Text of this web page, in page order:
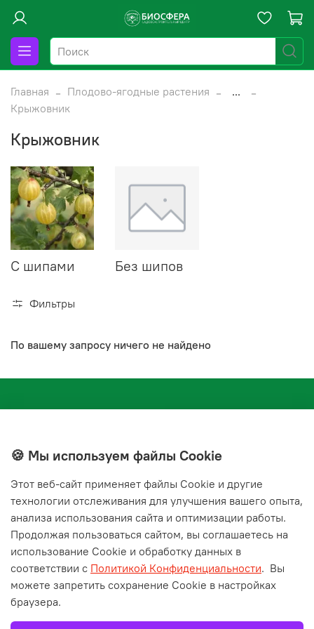
Главная Плодово-ягодные растения
...
Крыжовник
Крыжовник
С шипами Без шипов
Фильтры
По вашему запросу ничего не найдено
+7(843) 210-20-24
Мы в соц. сетях
🍪 Мы используем файлы Cookie
Этот веб‑сайт применяет файлы Cookie и другие
технологии отслеживания для улучшения вашего опыта,
анализа использования сайта и оптимизации работы.
Продолжая пользоваться сайтом, вы соглашаетесь на
использование Cookie и обработку данных в
соответствии с Политикой Конфиденциальности. Вы
можете запретить сохранение Cookie в настройках
браузера.